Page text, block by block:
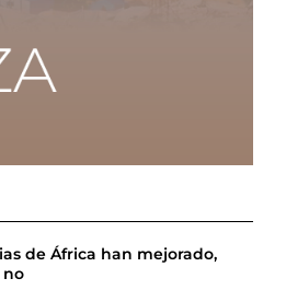
de África han mejorado,
no